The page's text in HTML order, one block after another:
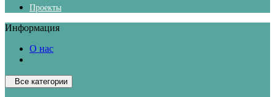
Проекты
Информация
О нас
Все категории